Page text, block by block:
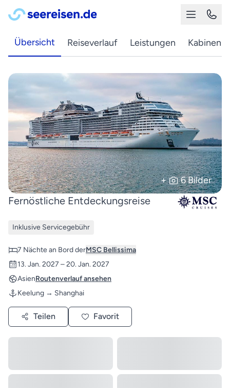
Übersicht Reiseverlauf Leistungen Kabinen
+ 6 Bilder
Fernöstliche Entdeckungsreise
Inklusive Servicegebühr
7 Nächte an Bord derMSC Bellissima
13. Jan. 2027 – 20. Jan. 2027
AsienRoutenverlauf ansehen
Keelung → Shanghai
Teilen Favorit